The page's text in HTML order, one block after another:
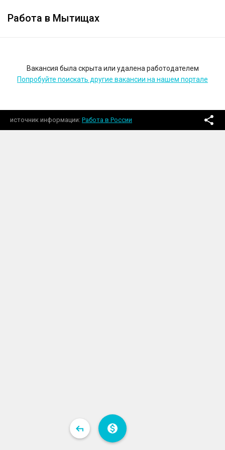
Работа в Мытищах
Вакансия была скрыта или удалена работодателем
Попробуйте поискать другие вакансии на нашем портале
источник информации Работа в России